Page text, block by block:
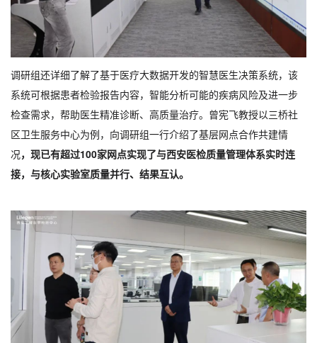
调研组还详细了解了基于医疗大数据开发的智慧医生决策系统，该
系统可根据患者检验报告内容，智能分析可能的疾病风险及进一步
检查需求，帮助医生精准诊断、高质量治疗。曾宪飞教授以三桥社
区卫生服务中心为例，向调研组一行介绍了基层网点合作共建情
况，现已有超过100家网点实现了与西安医检质量管理体系实时连
接，与核心实验室质量并行、结果互认。